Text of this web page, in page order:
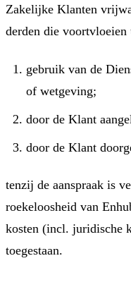
Zakelijke Klanten
derden die voortvloeien
gebruik van de
of wetgeving;
door de Klant
door de Klant
tenzij de aanspraak is
roekeloosheid van
kosten (incl. juridische
toegestaan.